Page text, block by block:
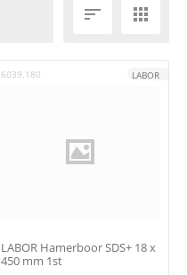
 
6039.180 LABOR
LABOR Hamerboor SDS+ 18 x
450 mm 1st